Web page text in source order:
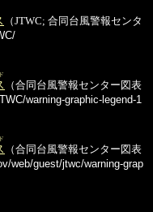
（JTWC; 合同台風警報センタ
（合同台風警報センター図表
warning-graphic-legend-1
（合同台風警報センター図表
web/guest/jtwc/warning-grap